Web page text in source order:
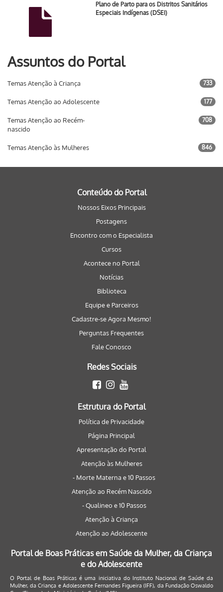
Plano de Parto para os Distritos Sanitários
Especiais Indígenas (DSEI)
Assuntos do Portal
Temas Atenção à Criança 733
Temas Atenção ao Adolescente 177
Temas Atenção ao Recém-
nascido
708
Temas Atenção às Mulheres 846
Conteúdo do Portal
Nossos Eixos Principais
Postagens
Encontro com o Especialista
Cursos
Acontece no Portal
Notícias
Biblioteca
Equipe e Parceiros
Cadastre-se Agora Mesmo!
Perguntas Frequentes
Fale Conosco
Redes Sociais
Estrutura do Portal
Política de Privacidade
Página Principal
Apresentação do Portal
Atenção às Mulheres
- Morte Materna e 10 Passos
Atenção ao Recém Nascido
- Qualineo e 10 Passos
Atenção à Criança
Atenção ao Adolescente
Portal de Boas Práticas em Saúde da Mulher, da Criança
e do Adolescente
O Portal de Boas Práticas é uma iniciativa do Instituto Nacional de Saúde da
Mulher, da Criança e Adolescente Fernandes Figueira (IFF), da Fundação Oswaldo